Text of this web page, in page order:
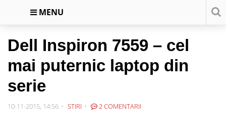
MENU
Dell Inspiron 7559 – cel
mai puternic laptop din
serie
10-11-2015, 14:56 STIRI 2 COMENTARII